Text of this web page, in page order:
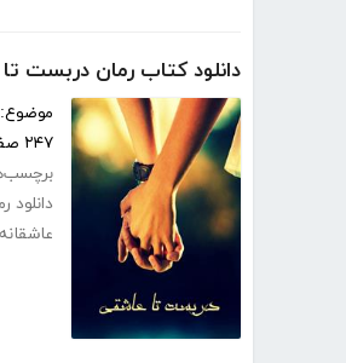
دانلود کتاب رمان دربست
موضوع:
۲۴۷ صفحه
دانلود
عاشقانه